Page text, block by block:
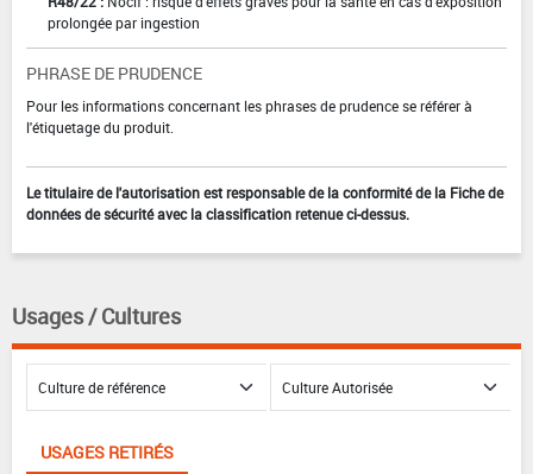
prolongée par ingestion
PHRASE DE PRUDENCE
Pour les informations concernant les phrases de prudence se référer à
l'étiquetage du produit.
Le titulaire de l'autorisation est responsable de la conformité de la Fiche de
données de sécurité avec la classification retenue ci-dessus.
Usages / Cultures
USAGES RETIRÉS